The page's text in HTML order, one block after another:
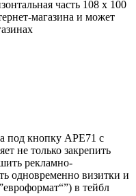
часть 108 x 100
магазина и может
под кнопку APE71 с
не только закрепить
рекламно-
одновременно визитки и
в тейбл